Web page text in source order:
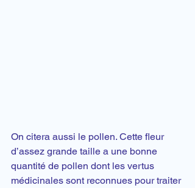
On citera aussi le pollen. Cette fleur
d’assez grande taille a une bonne
quantité de pollen dont les vertus
médicinales sont reconnues pour traiter